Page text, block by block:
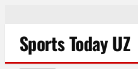
Sports Today UZ